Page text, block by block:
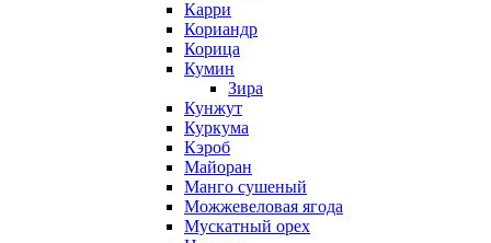
Карри
Кориандр
Корица
Кумин
Зира
Кунжут
Куркума
Кэроб
Майоран
Манго сушеный
Можжевеловая ягода
Мускатный орех